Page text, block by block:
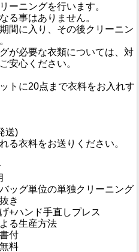
ーニングを行います。
る事はありません。
間に入り、その後クリーニン
が必要な衣類については、対
安心ください。
トに20点まで衣料をお入れす
送)
る衣料をお送りください。
ッグ単位の単独クリーニング
き
+ハンド手直しプレス
る生産方法
付
料